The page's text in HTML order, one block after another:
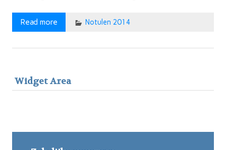
Read more Notulen 2014
Widget Area